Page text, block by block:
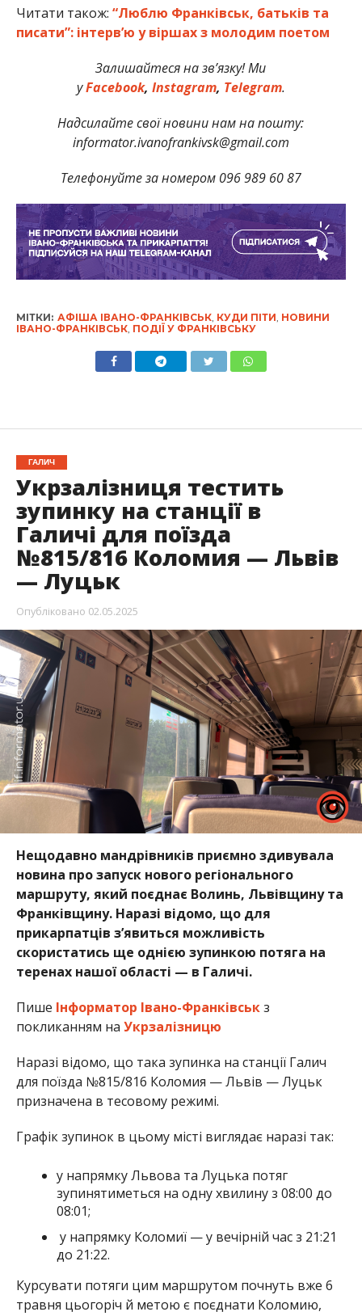
Читати також: “Люблю Франківськ, батьків та
писати”: інтерв’ю у віршах з молодим поетом
Залишайтеся на зв’язку! Ми
уFacebook, Instagram, Telegram.
Надсилайте свої новини нам на пошту:
informator.ivanofrankivsk@gmail.com
Телефонуйте за номером 096 989 60 87
МІТКИ: АФІША ІВАНО-ФРАНКІВСЬК, КУДИ ПІТИ НОВИНИ
ІВАНО-ФРАНКІВСЬК, ПОДІЇ У ФРАНКІВСЬКУ
ГАЛИЧ
Укрзалізниця тестить
зупинку на станції в
Галичі для поїзда
№815/816 Коломия — Львів
— Луцьк
Опубліковано 02.05.2025
Нещодавно мандрівників приємно здивувала
новина про запуск нового регіонального
маршруту, який поєднає Волинь, Львівщину та
Франківщину. Наразі відомо, що для
прикарпатців з’явиться можливість
скористатись ще однією зупинкою потяга на
теренах нашої області — в Галичі.
Пише Інформатор Івано-Франківськз
покликанням на Укрзалізницю
Наразі відомо, що така зупинка на станції Галич
для поїзда №815/816 Коломия — Львів — Луцьк
призначена в тесовому режимі.
Графік зупинок в цьому місті виглядає наразі так:
у напрямку Львова та Луцька потяг
зупинятиметься на одну хвилину з 08:00 до
08:01;
⁠у напрямку Коломиї — у вечірній час з 21:21
до 21:22.
Курсувати потяги цим маршрутом почнуть вже 6
травня цьогоріч й метою є поєднати Коломию,